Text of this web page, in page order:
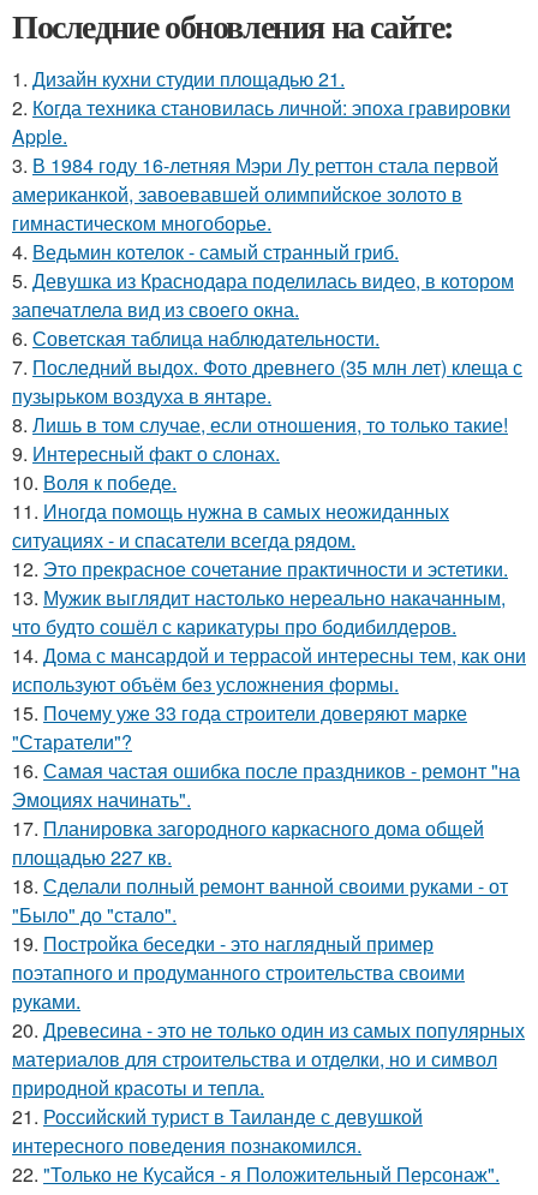
Последние обновления на сайте:
1. Дизайн кухни студии площадью 21.
2. Когда техника становилась личной: эпоха гравировки
Apple.
3. В 1984 году 16-летняя Мэри Лу реттон стала первой
американкой, завоевавшей олимпийское золото в
гимнастическом многоборье.
4. Ведьмин котелок - самый странный гриб.
5. Девушка из Краснодара поделилась видео, в котором
запечатлела вид из своего окна.
6. Советская таблица наблюдательности.
7. Последний выдох. Фото древнего (35 млн лет) клеща с
пузырьком воздуха в янтаре.
8. Лишь в том случае, если отношения, то только такие!
9. Интересный факт о слонах.
10. Воля к победе.
11. Иногда помощь нужна в самых неожиданных
ситуациях - и спасатели всегда рядом.
12. Это прекрасное сочетание практичности и эстетики.
13. Мужик выглядит настолько нереально накачанным,
что будто сошёл с карикатуры про бодибилдеров.
14. Дома с мансардой и террасой интересны тем, как они
используют объём без усложнения формы.
15. Почему уже 33 года строители доверяют марке
"Старатели"?
16. Самая частая ошибка после праздников - ремонт "на
Эмоциях начинать".
17. Планировка загородного каркасного дома общей
площадью 227 кв.
18. Сделали полный ремонт ванной своими руками - от
"Было" до "стало".
19. Постройка беседки - это наглядный пример
поэтапного и продуманного строительства своими
руками.
20. Древесина - это не только один из самых популярных
материалов для строительства и отделки, но и символ
природной красоты и тепла.
21. Российский турист в Таиланде с девушкой
интересного поведения познакомился.
22. "Только не Кусайся - я Положительный Персонаж".